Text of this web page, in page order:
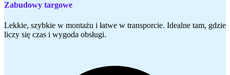
Zabudowy targowe
Lekkie, szybkie w montażu i łatwe w transporcie. Idealne tam, gdzie
liczy się czas i wygoda obsługi.